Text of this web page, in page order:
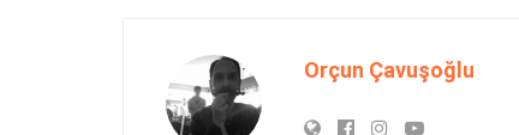
Orçun Çavuşoğlu